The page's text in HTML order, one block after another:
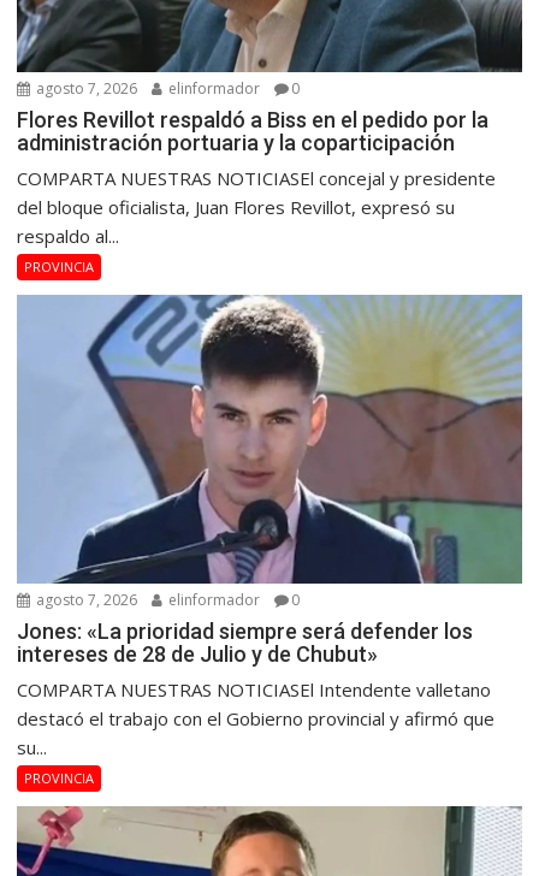
agosto 7, 2026 elinformador 0
Flores Revillot respaldó a Biss en el pedido por la
administración portuaria y la coparticipación
COMPARTA NUESTRAS NOTICIASEl concejal y presidente
del bloque oficialista, Juan Flores Revillot, expresó su
respaldo al...
PROVINCIA
agosto 7, 2026 elinformador 0
Jones: «La prioridad siempre será defender los
intereses de 28 de Julio y de Chubut»
COMPARTA NUESTRAS NOTICIASEl Intendente valletano
destacó el trabajo con el Gobierno provincial y afirmó que
su...
PROVINCIA